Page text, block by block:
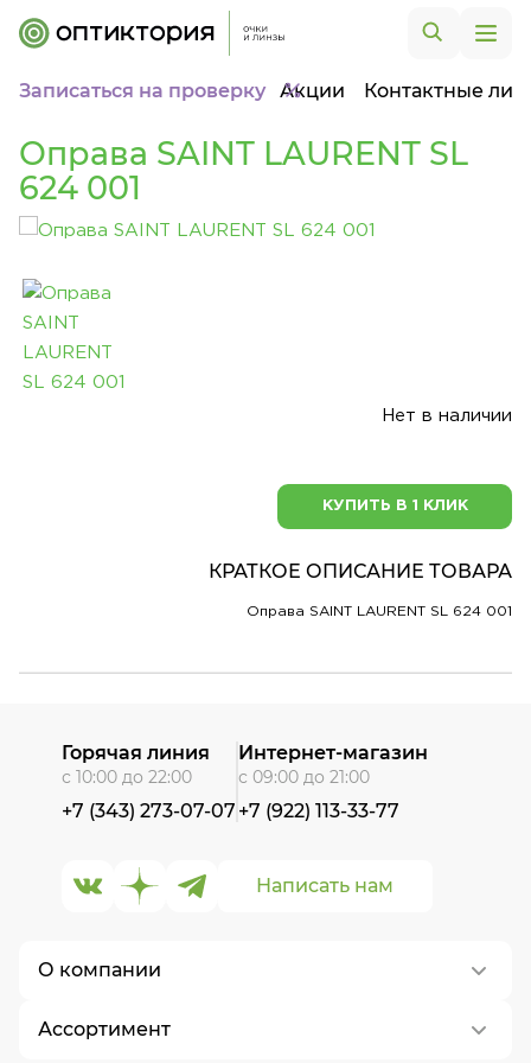
Записаться на проверку Акции Контактные
Оправа SAINT LAURENT SL
624 001
Нет в наличии
КУПИТЬ В 1 КЛИК
КРАТКОЕ ОПИСАНИЕ ТОВАРА
Оправа SAINT LAURENT SL 624 001
О компании
О нас
Ассортимент
Написать нам
Горячая линия
с 10:00 до 22:00
+7 (343) 273-07-07
Интернет-магазин
с 09:00 до 21:00
+7 (922) 113-33-77